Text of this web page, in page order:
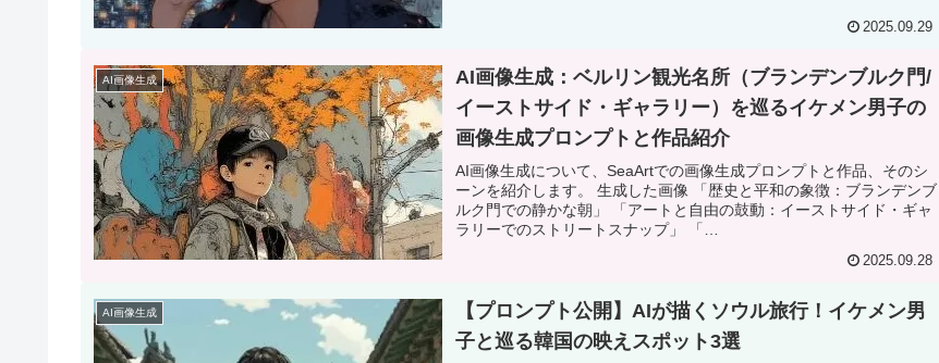
2025.09.29
AI画像生成
AI画像生成：ベルリン観光名所（ブランデンブルク門/
イーストサイド・ギャラリー）を巡るイケメン男子の
画像生成プロンプトと作品紹介
AI画像生成について、SeaArtでの画像生成プロンプトと作品、そのシ
ーンを紹介します。 生成した画像 「歴史と平和の象徴：ブランデンブ
ルク門での静かな朝」 「アートと自由の鼓動：イーストサイド・ギャ
ラリーでのストリートスナップ」 「…
2025.09.28
AI画像生成
【プロンプト公開】AIが描くソウル旅行！イケメン男
子と巡る韓国の映えスポット3選